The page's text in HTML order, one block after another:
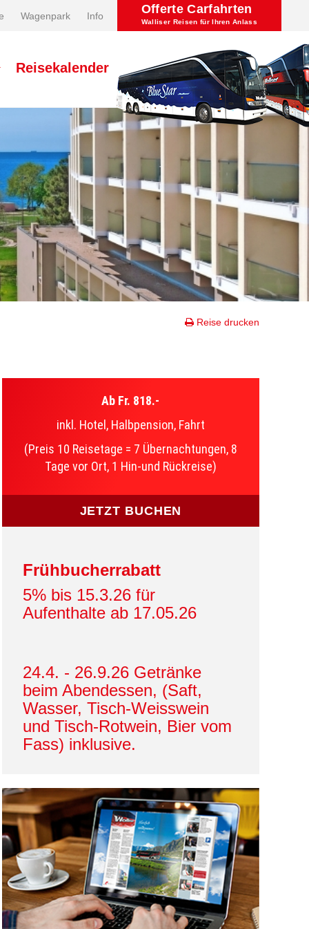
Wagenpark Info Offerte Carfahrten
Walliser Reisen für Ihren Anlass
Reisekalender
Reise drucken
Ab Fr. 818.-
inkl. Hotel, Halbpension, Fahrt
(Preis 10 Reisetage = 7 Übernachtungen, 8
Tage vor Ort, 1 Hin-und Rückreise)
JETZT BUCHEN
Frühbucherrabatt
5% bis 15.3.26 für
Aufenthalte ab 17.05.26
24.4. - 26.9.26 Getränke
beim Abendessen, (Saft,
Wasser, Tisch-Weisswein
und Tisch-Rotwein, Bier vom
Fass) inklusive.